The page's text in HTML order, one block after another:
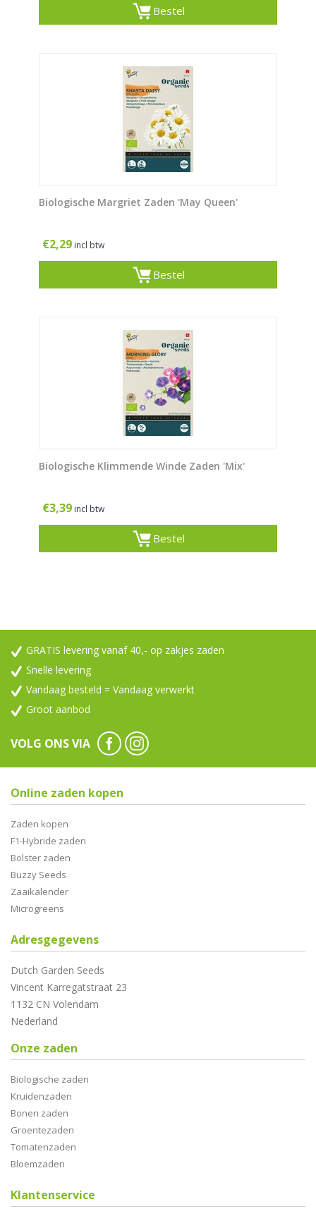
Bestel
Biologische Margriet Zaden 'May Queen'
€2,29 incl btw
Bestel
Biologische Klimmende Winde Zaden 'Mix'
€3,39 incl btw
Bestel
GRATIS levering vanaf 40,- op zakjes zaden
Snelle levering
Vandaag besteld = Vandaag verwerkt
Groot aanbod
VOLG ONS VIA
Online zaden kopen
Zaden kopen
F1-Hybride zaden
Bolster zaden
Buzzy Seeds
Zaaikalender
Microgreens
Adresgegevens
Dutch Garden Seeds
Vincent Karregatstraat 23
1132 CN Volendam
Nederland
Onze zaden
Biologische zaden
Kruidenzaden
Bonen zaden
Groentezaden
Tomatenzaden
Bloemzaden
Klantenservice